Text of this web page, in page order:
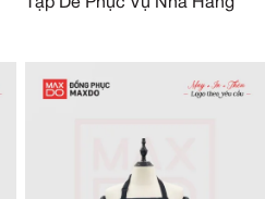
Tạp Dề Phục Vụ Nhà Hàng